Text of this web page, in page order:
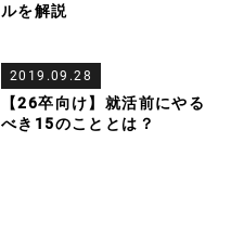
ルを解説
2019.09.28
【26卒向け】就活前にやる
べき15のこととは？